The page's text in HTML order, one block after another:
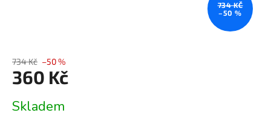
734 KČ
–50 %
734 Kč –50 %
360 Kč
cena:
Skladem